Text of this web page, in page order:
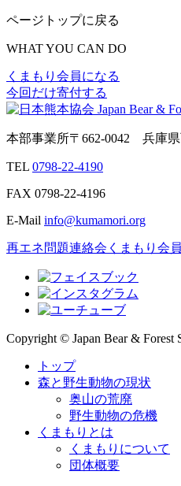
ページトップに戻る
WHAT YOU CAN DO
くまもり会員になる
今回だけ寄付する
本部事業所〒662-0042 兵庫
TEL 0798-22-4190
FAX 0798-22-4196
E-Mail info@kumamori.org
再エネ問題連絡会 くまもり会
Copyright © Japan Bear & Forest
トップ
森と野生動物の現状
奥山の荒廃
野生動物の危機
くまもりとは
くまもりについて
団体概要